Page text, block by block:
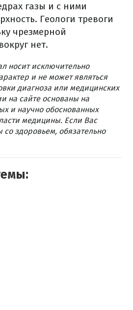
газы и с ними
Геологи тревоги
чрезмерной
нет.
носит исключительно
и не может являться
диагноза или медицинских
на сайте основаны на
и научно обоснованных
медицины. Если Вас
здоровьем, обязательно